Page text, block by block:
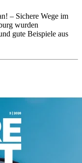
– Sichere Wege im
wurden
gute Beispiele aus